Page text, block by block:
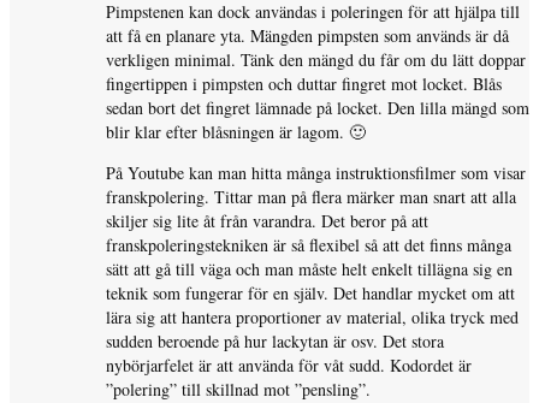
Pimpstenen kan dock användas i poleringen för att hjälpa till
att få en planare yta. Mängden pimpsten som används är då
verkligen minimal. Tänk den mängd du får om du lätt doppar
fingertippen i pimpsten och duttar fingret mot locket. Blås
sedan bort det fingret lämnade på locket. Den lilla mängd som
blir klar efter blåsningen är lagom. 🙂
På Youtube kan man hitta många instruktionsfilmer som visar
franskpolering. Tittar man på flera märker man snart att alla
skiljer sig lite åt från varandra. Det beror på att
franskpoleringstekniken är så flexibel så att det finns många
sätt att gå till väga och man måste helt enkelt tillägna sig en
teknik som fungerar för en själv. Det handlar mycket om att
lära sig att hantera proportioner av material, olika tryck med
sudden beroende på hur lackytan är osv. Det stora
nybörjarfelet är att använda för våt sudd. Kodordet är
”polering” till skillnad mot ”pensling”.